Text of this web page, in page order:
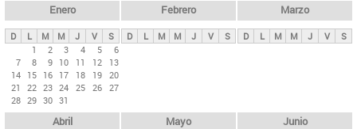
ds
p
n
Enero
D L M M J V
S
1
2 3 4 5
6
7
8 9 10 11 12
13
14 15 16 17 18 19 20
21
22 23 24 25 26 27
28 29 30 31
Febrero
D L M M J V S
Marzo
D L M M J V S
Abril Mayo Junio